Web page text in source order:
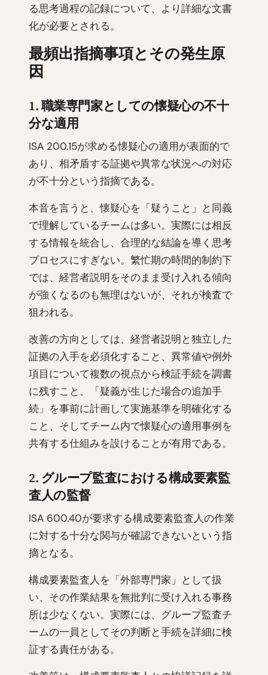
る思考過程の記録について、より詳細な文書
化が必要とされる。
最頻出指摘事項とその発生原
因
1. 職業専門家としての懐疑心の不十
分な適用
ISA 200.15が求める懐疑心の適用が表面的で
あり、相矛盾する証拠や異常な状況への対応
が不十分という指摘である。
本音を言うと、懐疑心を「疑うこと」と同義
で理解しているチームは多い。実際には相反
する情報を統合し、合理的な結論を導く思考
プロセスにすぎない。繁忙期の時間的制約下
では、経営者説明をそのまま受け入れる傾向
が強くなるのも無理はないが、それが検査で
狙われる。
改善の方向としては、経営者説明と独立した
証拠の入手を必須化すること、異常値や例外
項目について複数の視点から検証手続を調書
に残すこと、「疑義が生じた場合の追加手
続」を事前に計画して実施基準を明確化する
こと、そしてチーム内で懐疑心の適用事例を
共有する仕組みを設けることが有用である。
2. グループ監査における構成要素監
査人の監督
ISA 600.40が要求する構成要素監査人の作業
に対する十分な関与が確認できないという指
摘となる。
構成要素監査人を「外部専門家」として扱
い、その作業結果を無批判に受け入れる事務
所は少なくない。実際には、グループ監査チ
ームの一員としてその判断と手続を詳細に検
証する責任がある。